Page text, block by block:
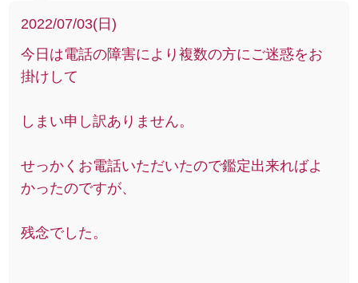
2022/07/03(日)
今日は電話の障害により複数の方にご迷惑をお
掛けして
しまい申し訳ありません。
せっかくお電話いただいたので鑑定出来ればよ
かったのですが、
残念でした。